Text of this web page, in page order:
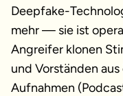
Deepfake-
mehr — sie ist
Angreifer klonen
und Vorständen
Aufnahmen